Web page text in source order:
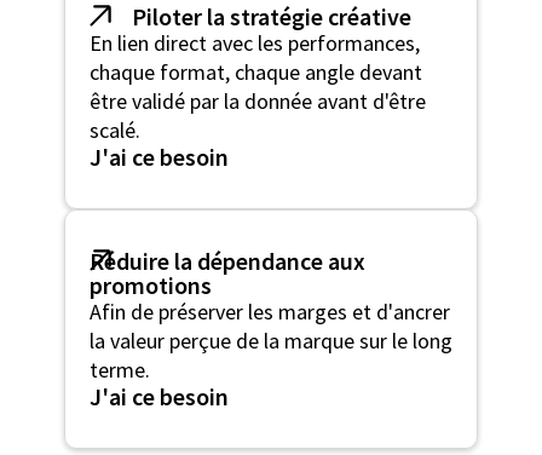
Piloter la stratégie créative
En lien direct avec les performances,
chaque format, chaque angle devant
être validé par la donnée avant d'être
scalé.
J'ai ce besoin
Réduire la dépendance aux
promotions
Afin de préserver les marges et d'ancrer
la valeur perçue de la marque sur le long
terme.
J'ai ce besoin